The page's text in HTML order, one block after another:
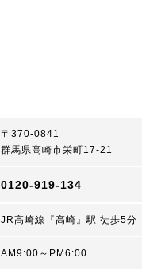
〒370-0841
群馬県高崎市栄町17-21
0120-919-134
JR高崎線『高崎』駅 徒歩5分
AM9:00～PM6:00